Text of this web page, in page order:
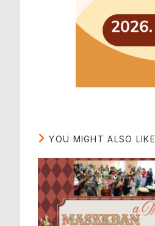
YOU MIGHT ALSO LIKE